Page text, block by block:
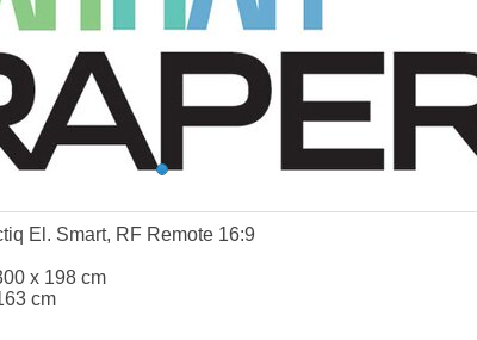
El. Smart, RF Remote 16:9
x 198 cm
cm